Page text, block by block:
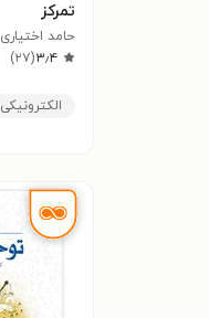
تمرکز
حامد اختیاری
۳٫۴(۲۷)
الکترونیکی